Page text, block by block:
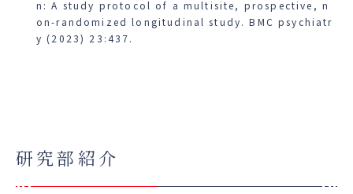
n: A study protocol of a multisite, prospective, n
on-randomized longitudinal study. BMC psychiatr
y (2023) 23:437.
研究部紹介